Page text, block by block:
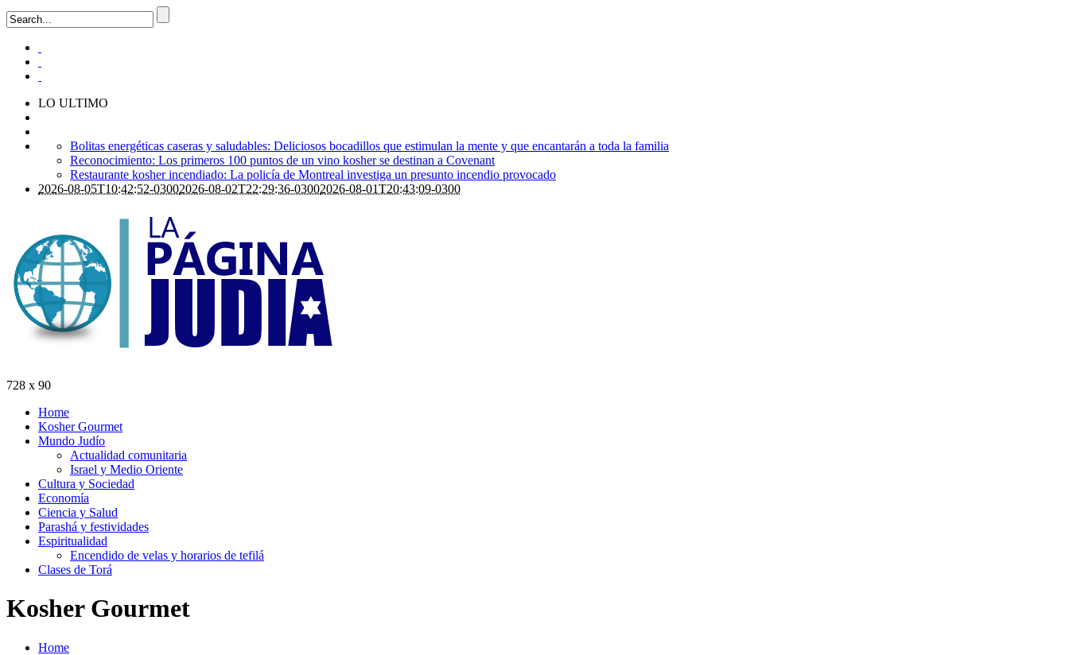
LO ULTIMO
Bolitas energéticas caseras y saludables: Deliciosos bocadillos que estimulan la mente y que encantarán a toda la familia
Reconocimiento: Los primeros 100 puntos de un vino kosher se destinan a Covenant
Restaurante kosher incendiado: La policía de Montreal investiga un presunto incendio provocado
2026-08-05T10:42:52-03002026-08-02T22:29:36-03002026-08-01T20:43:09-0300
728 x 90
Home
Kosher Gourmet
Mundo Judío
Actualidad comunitaria
Israel y Medio Oriente
Cultura y Sociedad
Economía
Ciencia y Salud
Parashá y festividades
Espiritualidad
Encendido de velas y horarios de tefilá
Clases de Torá
Kosher Gourmet
Home